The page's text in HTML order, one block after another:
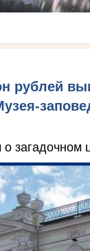
рублей
загадочном